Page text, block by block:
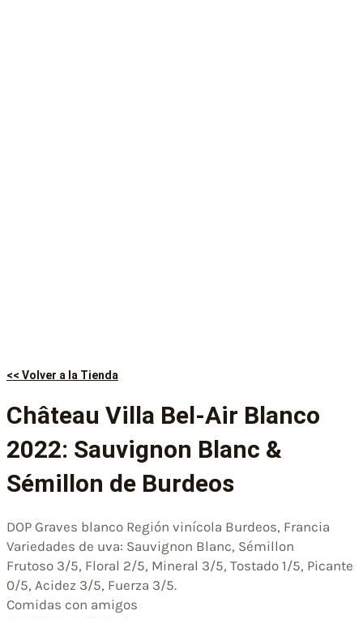
<< Volver a la Tienda
Château Villa Bel-Air Blanco
2022: Sauvignon Blanc &
Sémillon de Burdeos
DOP Graves blanco Región vinícola Burdeos, Francia
Variedades de uva: Sauvignon Blanc, Sémillon
Frutoso 3/5, Floral 2/5, Mineral 3/5, Tostado 1/5, Picante
0/5, Acidez 3/5, Fuerza 3/5.
Comidas con amigos